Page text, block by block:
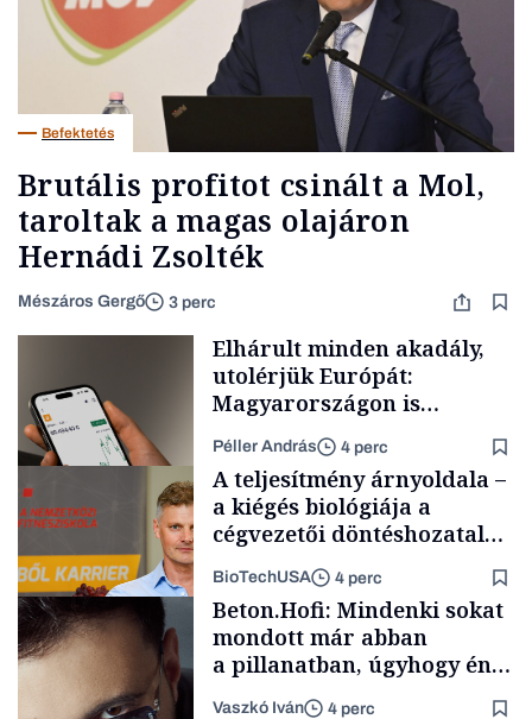
Befektetés
Brutális profitot csinált a Mol,
taroltak a magas olajáron
Hernádi Zsolték
Mészáros Gergő 3 perc
Fintech
Elhárult minden akadály,
utolérjük Európát:
Magyarországon is
kriptoszolgáltatását az
egyik legnépszerűbb
fintech
Péller András 4 perc
A teljesítmény árnyoldala –
a kiégés biológiája a
cégvezetői döntéshozatal
BioTechUSA 4 perc
Beton.Hofi: Mindenki sokat
mondott már abban
a pillanatban, úgyhogy én
a legsarkosabb
Vaszkó Iván 4 perc